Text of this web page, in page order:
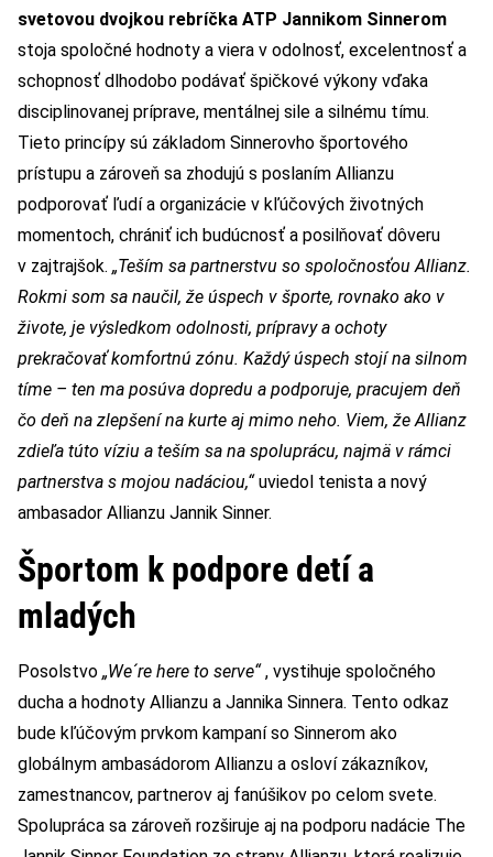
svetovou dvojkou rebríčka ATP Jannikom Sinnerom
stoja spoločné hodnoty a viera v odolnosť, excelentnosť a
schopnosť dlhodobo podávať špičkové výkony vďaka
disciplinovanej príprave, mentálnej sile a silnému tímu.
Tieto princípy sú základom Sinnerovho športového
prístupu a zároveň sa zhodujú s poslaním Allianzu
podporovať ľudí a organizácie v kľúčových životných
momentoch, chrániť ich budúcnosť a posilňovať dôveru
v zajtrajšok. „Teším sa partnerstvu so spoločnosťou Allianz.
Rokmi som sa naučil, že úspech v športe, rovnako ako v
živote, je výsledkom odolnosti, prípravy a ochoty
prekračovať komfortnú zónu. Každý úspech stojí na silnom
tíme – ten ma posúva dopredu a podporuje, pracujem deň
čo deň na zlepšení na kurte aj mimo neho. Viem, že Allianz
zdieľa túto víziu a teším sa na spoluprácu, najmä v rámci
partnerstva s mojou nadáciou,“uviedol tenista a nový
ambasador Allianzu Jannik Sinner.
Športom k podpore detí a
mladých
Posolstvo „We´re here to serve“, vystihuje spoločného
ducha a hodnoty Allianzu a Jannika Sinnera. Tento odkaz
bude kľúčovým prvkom kampaní so Sinnerom ako
globálnym ambasádorom Allianzu a osloví zákazníkov,
zamestnancov, partnerov aj fanúšikov po celom svete.
Spolupráca sa zároveň rozširuje aj na podporu nadácie The